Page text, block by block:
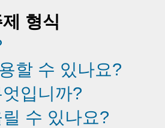
형식
할 수 있나요?
입니까?
수 있나요?